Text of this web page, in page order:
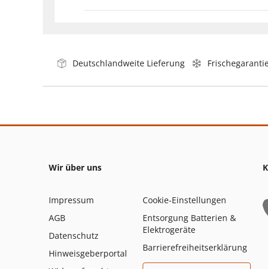
Deutschlandweite Lieferung
Wir über uns
Impressum
AGB
Datenschutz
Hinweisgeberportal
Cookie-Einstellungen
Entsorgung Batterien &
Elektrogeräte
Barrierefreiheitserklärung